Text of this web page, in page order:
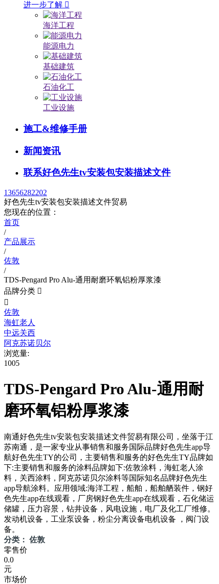
进一步了解 
海洋工程
能源电力
基础建筑
石油化工
工业设施
施工&维修手册
新闻资讯
联系好色先生tv安装包安装描述文件
13656282202
好色先生tv安装包安装描述文件贸易
您现在的位置：
首页
/
产品展示
/
佐敦
/
TDS-Pengard Pro Alu-通用耐磨环氧铝粉厚浆漆
品牌分类 

佐敦
海虹老人
中远关西
阿克苏诺贝尔
浏览量:
1005
TDS-Pengard Pro Alu-通用耐
磨环氧铝粉厚浆漆
南通好色先生tv安装包安装描述文件贸易有限公司，坐落于江
苏南通，是一家专业从事销售和服务国际品牌好色先生app导
航好色先生TY的公司，主要销售和服务的好色先生TY品牌如
下:主要销售和服务的涂料品牌如下:佐敦涂料，海虹老人涂
料，关西涂料，阿克苏诺贝尔涂料等国际知名品牌好色先生
app导航涂料。应用领域:海洋工程，船舶，船舶舾装件，钢好
色先生app在线观看，厂房钢好色先生app在线观看，石化储运
储罐，压力容景，钻井设备，风电设施，电厂及化工厂维修。
发动机设备，工业泵设备，粉尘分离设备电机设备 ，阀门设
备。
分类： 佐敦
零售价
0.0
元
市场价